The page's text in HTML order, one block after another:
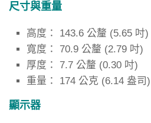
尺寸與重量
高度： 143.6 公釐 (5.65 吋)
寬度： 70.9 公釐 (2.79 吋)
厚度： 7.7 公釐 (0.30 吋)
重量： 174 公克 (6.14 盎司)
顯示器